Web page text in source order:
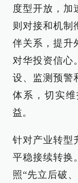
度型开放，加
则对接和机制
伴关系，提升
对华投资信心
设、监测预警
体系，切实
益。
针对产业转型
平稳接续转换
照“先立后破